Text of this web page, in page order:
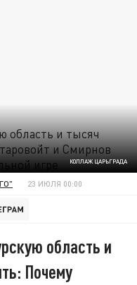
КОЛЛАЖ ЦАРЬГРАДА
23 ИЮЛЯ 00:00
область и
Почему